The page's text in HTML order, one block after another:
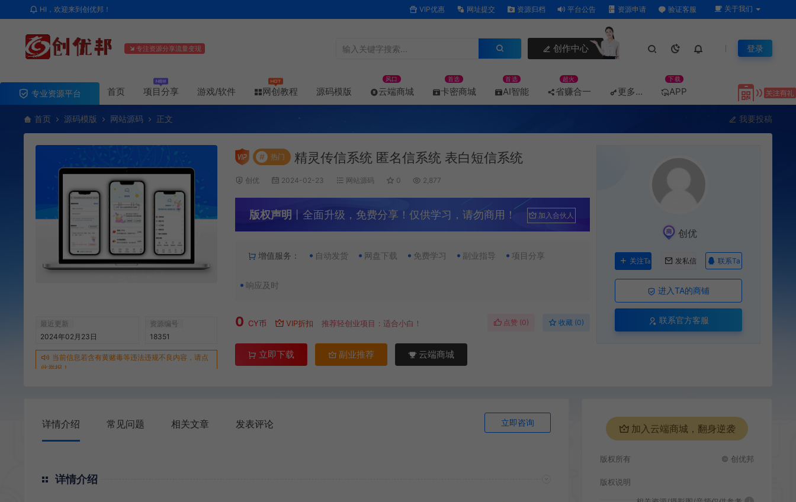
HI，欢迎来到创优邦！ VIP优惠 网址提交 资源归档 平台公告 资源申请 验证客服 关于我们
专注资源分享流量变现 创作中心 登录
专业资源平台 首页 项目分享 游戏/软件 网创教程 源码模版 云端商城
风口
卡密商城
首选
AI智能
首选
省赚合一
超火
更多… APP
下载
首页 源码模版 网站源码 正文 我要投稿
最近更新
2024年02月23日
资源编号
18351
当前信息若含有黄赌毒等违法违规不良内容，请点
此举报！
# 热门 精灵传信系统 匿名信系统 表白短信系统
创优 2024-02-23 网站源码 0 2,877
版权声明 丨全面升级，免费分享！仅供学习，请勿商用！ 加入合伙人
增值服务： 自动发货 网盘下载 免费学习 副业指导 项目分享
响应及时
0 CY币 VIP折扣 推荐轻创业项目：适合小白！ 点赞 (0) 收藏 (0)
立即下载 副业推荐 云端商城
创优
关注Ta 发私信 联系Ta
进入TA的商铺
联系官方客服
详情介绍 常见问题 相关文章 发表评论 立即咨询
详情介绍
加入云端商城，翻身逆袭
版权所有 © 创优邦
版权说明